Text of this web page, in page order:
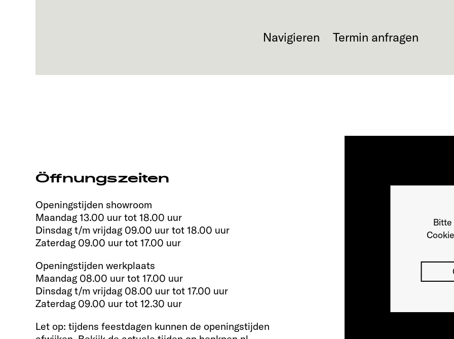
Navigieren Termin anfragen
Öffnungszeiten
Openingstijden showroom
Maandag 13.00 uur tot 18.00 uur
Dinsdag t/m vrijdag 09.00 uur tot 18.00 uur
Zaterdag 09.00 uur tot 17.00 uur
Openingstijden werkplaats
Maandag 08.00 uur tot 17.00 uur
Dinsdag t/m vrijdag 08.00 uur tot 17.00 uur
Zaterdag 09.00 uur tot 12.30 uur
Let op: tijdens feestdagen kunnen de openingstijden